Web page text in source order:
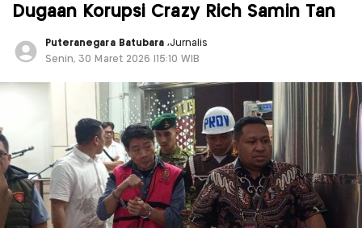
Dugaan Korupsi Crazy Rich Samin Tan
Puteranegara Batubara,Jurnalis
Senin, 30 Maret 2026 |15:10 WIB